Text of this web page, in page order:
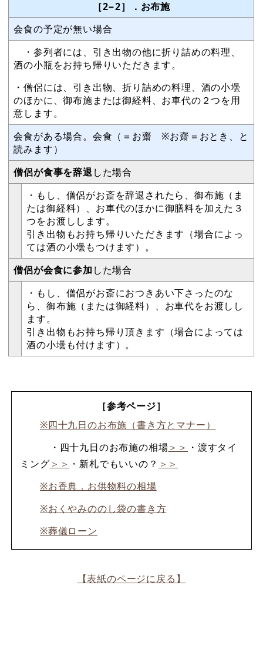
［2−2］．お布施
会食の予定が無い場合
・参列者には、引き出物の他に折り詰めの料理、
酒の小瓶をお持ち帰りいただきます。
・僧侶には、引き出物、折り詰めの料理、酒の小壜
のほかに、御布施または御経料、お車代の２つを用
意します。
会食がある場合。会食（＝お齋 ※お齋＝おとき、と
読みます）
僧侶が食事を辞退した場合
・もし、僧侶がお斎を辞退されたら、御布施（ま
たは御経料）、お車代のほかに御膳料を加えた３
つをお渡しします。
引き出物もお持ち帰りいただきます（場合によっ
ては酒の小壜もつけます）。
僧侶が会食に参加 した場合
・もし、僧侶がお斎におつきあい下さったのな
ら、御布施（または御経料）、お車代をお渡しし
ます。
引き出物もお持ち帰り頂きます（場合によっては
酒の小壜も付けます）。
［参考ページ］
※四十九日のお布施（書き方とマナー）
・四十九日のお布施の相場＞＞ ・渡すタイ
ミング ＞＞ ・新札でもいいの？ ＞＞
※お香典．お供物料の相場
※おくやみののし袋の書き方
※葬儀ローン
【表紙のページに戻る】